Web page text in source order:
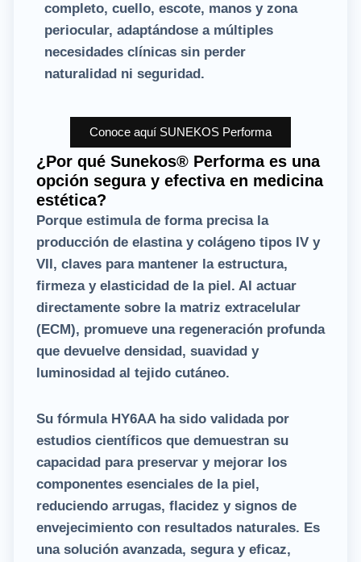
completo, cuello, escote, manos y zona
periocular, adaptándose a múltiples
necesidades clínicas sin perder
naturalidad ni seguridad.
Conoce aquí SUNEKOS Performa
¿Por qué Sunekos® Performa es una
opción segura y efectiva en medicina
estética?
Porque estimula de forma precisa la
producción de elastina y colágeno tipos IV y
VII, claves para mantener la estructura,
firmeza y elasticidad de la piel. Al actuar
directamente sobre la matriz extracelular
(ECM), promueve una regeneración profunda
que devuelve densidad, suavidad y
luminosidad al tejido cutáneo.
Su fórmula HY6AAha sido validada por
estudios científicos que demuestran su
capacidad para preservar y mejorar los
componentes esenciales de la piel,
reduciendo arrugas, flacidez y signos de
envejecimiento con resultados naturales. Es
una solución avanzada, segura y eficaz,